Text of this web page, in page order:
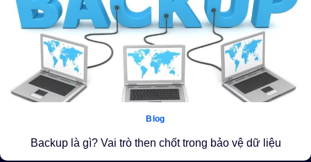
Blog
Backup là gì? Vai trò then chốt trong bảo vệ dữ liệu